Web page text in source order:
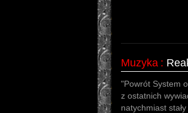
Muzyka :
"Powrót System
z ostatnich
natychmiast